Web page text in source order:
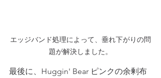
エッジバンド処理によって、垂れ下がりの問
題が解決しました。
最後に、Huggin' Bear ピンクの余剰布